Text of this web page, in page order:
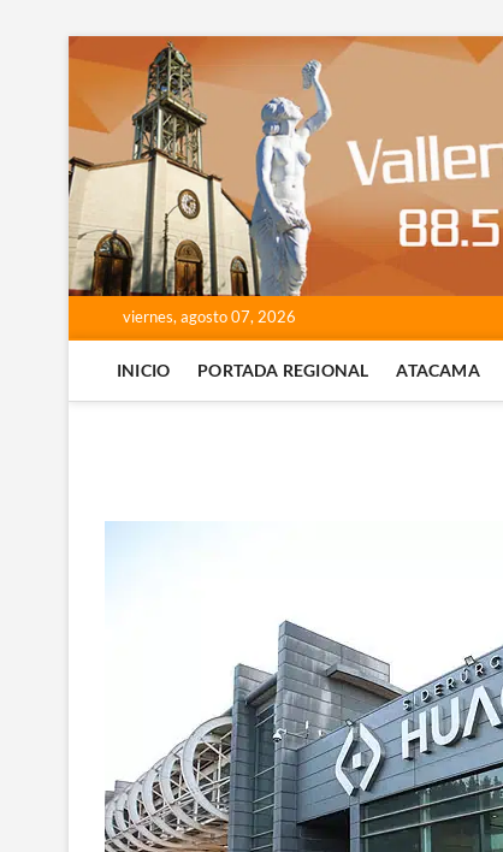
contenido
viernes, agosto 07, 2026
INICIO PORTADA REGIONAL ATACAMA